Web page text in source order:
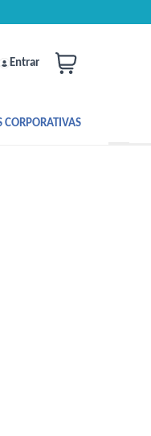
Entrar
CORPORATIVAS